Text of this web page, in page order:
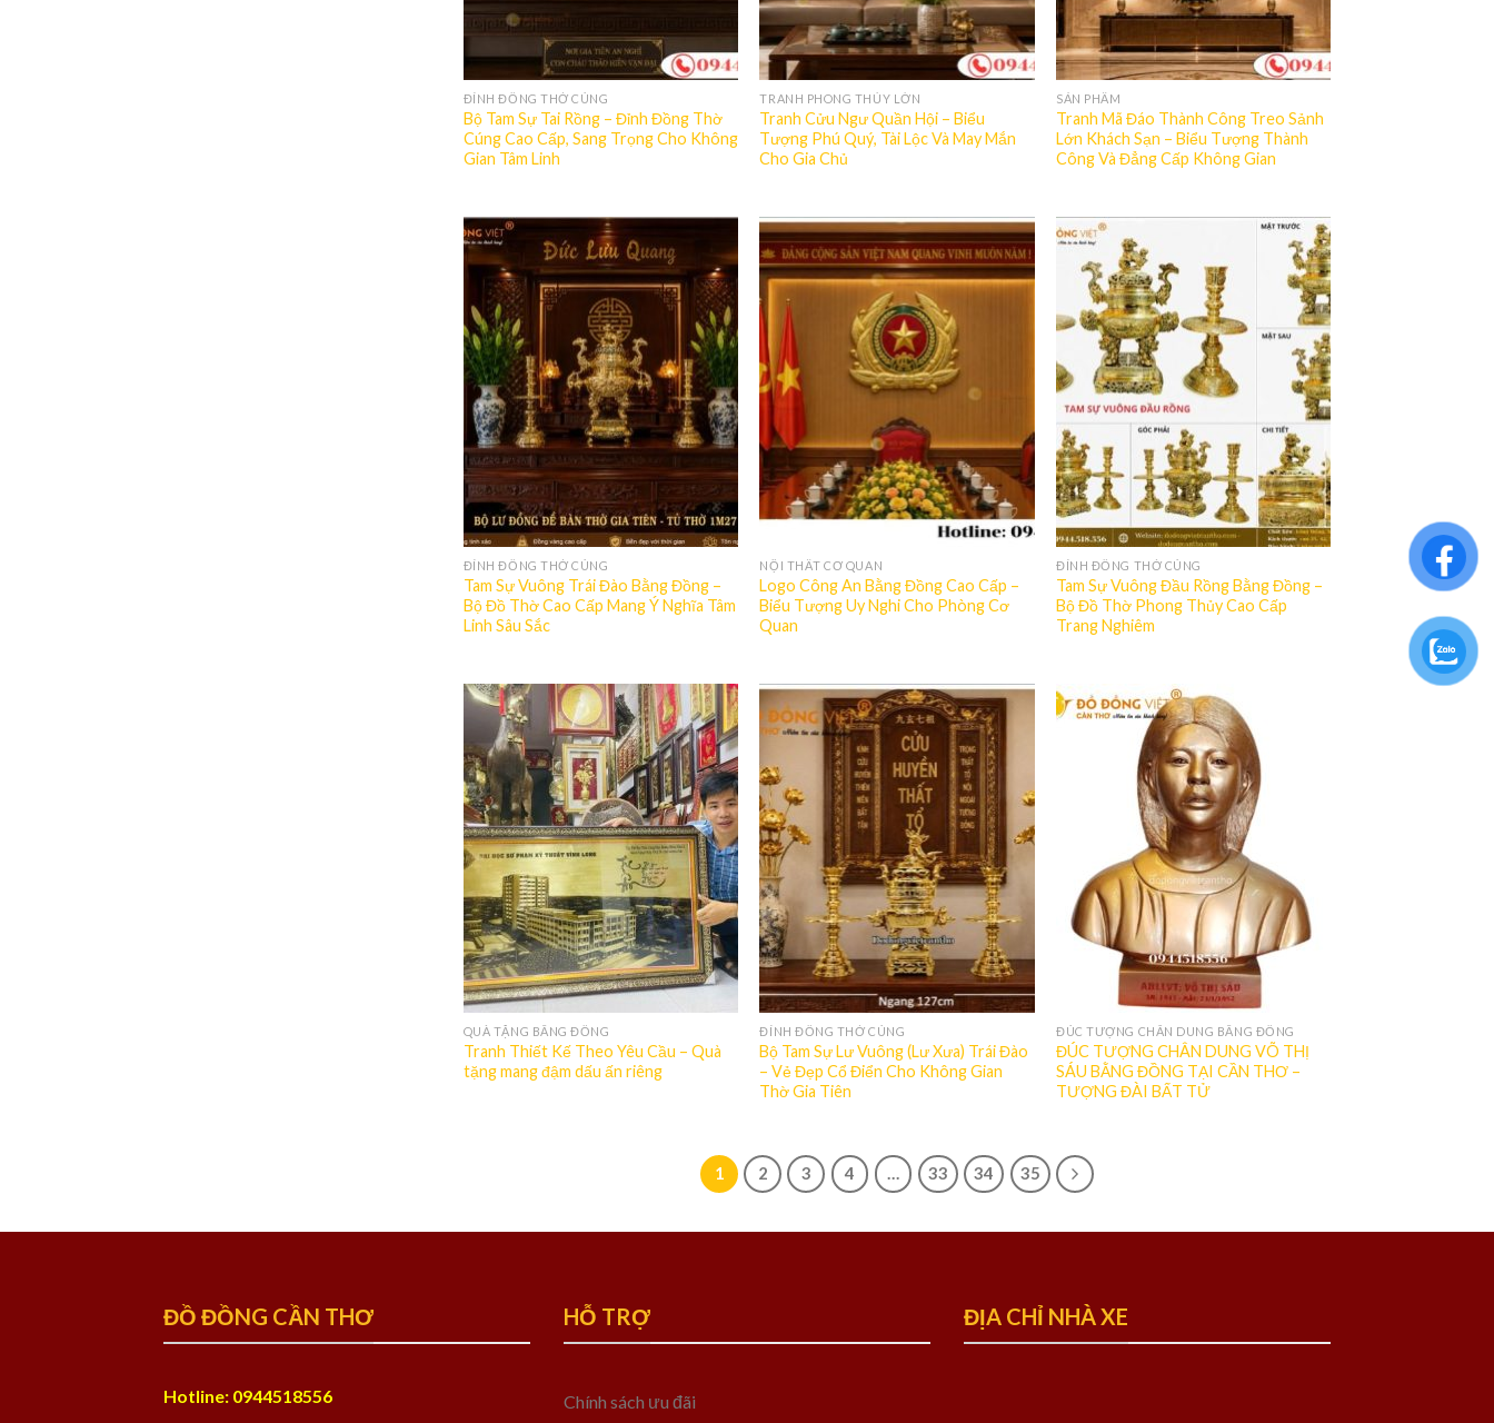
ĐỈNH ĐỒNG THỜ CÚNG
Bộ Tam Sự Tai Rồng – Đỉnh Đồng Thờ
Cúng Cao Cấp, Sang Trọng Cho Không
Gian Tâm Linh
TRANH PHONG THỦY LỚN
Tranh Cửu Ngư Quần Hội – Biểu
Tượng Phú Quý, Tài Lộc Và May Mắn
Cho Gia Chủ
SẢN PHẨM
Tranh Mã Đáo Thành Công Treo Sảnh
Lớn Khách Sạn – Biểu Tượng Thành
Công Và Đẳng Cấp Không Gian
ĐỈNH ĐỒNG THỜ CÚNG
Tam Sự Vuông Trái Đào Bằng Đồng –
Bộ Đồ Thờ Cao Cấp Mang Ý Nghĩa Tâm
Linh Sâu Sắc
NỘI THẤT CƠ QUAN
Logo Công An Bằng Đồng Cao Cấp –
Biểu Tượng Uy Nghi Cho Phòng Cơ
Quan
ĐỈNH ĐỒNG THỜ CÚNG
Tam Sự Vuông Đầu Rồng Bằng Đồng –
Bộ Đồ Thờ Phong Thủy Cao Cấp
Trang Nghiêm
QUÀ TẶNG BẰNG ĐỒNG
Tranh Thiết Kế Theo Yêu Cầu – Quà
tặng mang đậm dấu ấn riêng
ĐỈNH ĐỒNG THỜ CÚNG
Bộ Tam Sự Lư Vuông (Lư Xưa) Trái Đào
– Vẻ Đẹp Cổ Điển Cho Không Gian
Thờ Gia Tiên
ĐÚC TƯỢNG CHÂN DUNG BẰNG ĐỒNG
ĐÚC TƯỢNG CHÂN DUNG VÕ THỊ
SÁU BẰNG ĐỒNG TẠI CẦN THƠ –
TƯỢNG ĐÀI BẤT TỬ
1 2 3 4 … 33 34 35
ĐỒ ĐỒNG CẦN THƠ
Hotline: 0944518556
HỖ TRỢ
Chính sách ưu đãi
ĐỊA CHỈ NHÀ XE